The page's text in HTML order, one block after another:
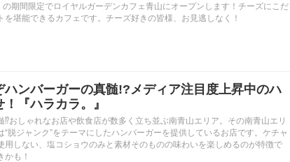
期間限定でロイヤルガーデンカフェ青山にオープンします！チーズにこだ
を堪能できるカフェです。チーズ好きの皆様、お見逃しなく！
ハンバーガーの真髄!?メディア注目度上昇中のハ
『ハラカラ。』
⁉︎おしゃれなお店や飲食店が数多く立ち並ぶ南青山エリア。その南青山エリ
“脱ジャンク”をテーマにしたハンバーガーを提供しているお店です。ケチャ
用しない、塩コショウのみと素材そのものの味わいを楽しめるのが特徴で
かも！